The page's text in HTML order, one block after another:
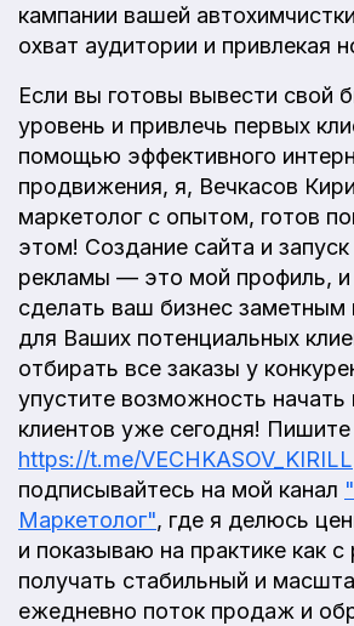
кампании вашей
охват аудитории и привлекая
Если вы готовы вывести свой
уровень и привлечь первых
помощью эффективного
продвижения, я, Вечкасов
маркетолог с опытом, готов
этом! Создание сайта и запуск
рекламы — это мой профиль, и
сделать ваш бизнес заметным
для Ваших потенциальных
отбирать все заказы у
упустите возможность начать
клиентов уже сегодня!
https://t.me/VECHKASOV_KIRILL
подписывайтесь на мой канал
Маркетолог", где я делюсь
и показываю на практике как
получать стабильный и
ежедневно поток продаж и